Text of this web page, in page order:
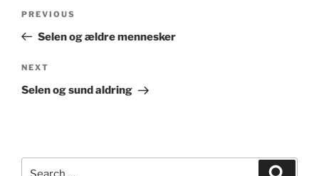
Previous
Post
PREVIOUS
Selen og ældre mennesker
Next
Post
NEXT
Selen og sund aldring